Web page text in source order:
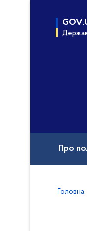
Про
Головна